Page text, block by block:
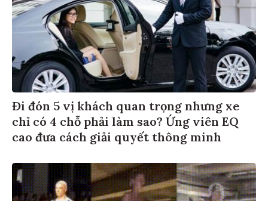
Đi đón 5 vị khách quan trọng nhưng xe
chỉ có 4 chỗ phải làm sao? Ứng viên EQ
cao đưa cách giải quyết thông minh